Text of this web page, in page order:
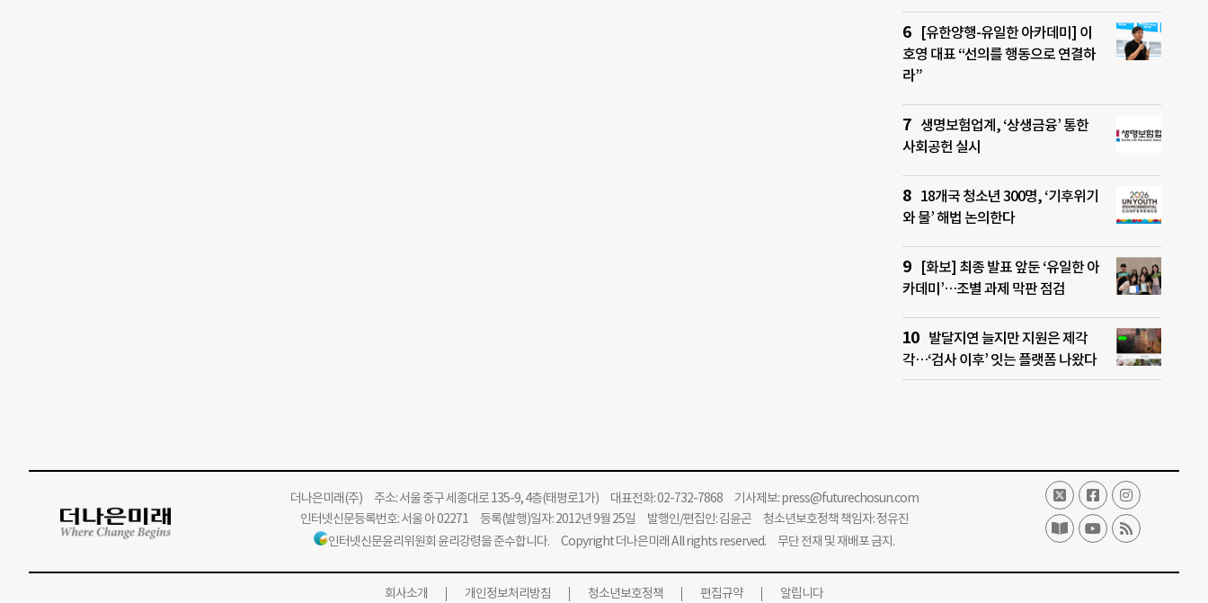
[유한양행-유일한 아카데미] 이
호영 대표 “선의를 행동으로 연결하
라”
생명보험업계, ‘상생금융’ 통한
사회공헌 실시
18개국 청소년 300명, ‘기후위기
와 물’ 해법 논의한다
[화보] 최종 발표 앞둔 ‘유일한 아
카데미’…조별 과제 막판 점검
발달지연 늘지만 지원은 제각
각…‘검사 이후’ 잇는 플랫폼 나왔다
더나은미래(주)주소: 서울 중구 세종대로 135-9, 4층(태평로1가) 대표전화: 02-732-7868 기사제보:press@futurechosun.com
인터넷신문등록번호: 서울 아 02271 등록(발행)일자: 2012년 9월 25일 발행인/편집인: 김윤곤 청소년보호정책 책임자: 정유진
인터넷신문윤리위원회 윤리강령을 준수합니다. Copyright 더나은미래 All rights reserved. 무단 전재 및 재배포 금지.
회사소개 개인정보처리방침 청소년보호정책 편집규약 알립니다